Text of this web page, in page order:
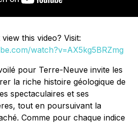
this video? Visit:
watch?v=AX5kg5BRZmg
pour Terre-Neuve invite les
la riche histoire géologique de
spectaculaires et ses
tout en poursuivant la
Comme pour chaque indice